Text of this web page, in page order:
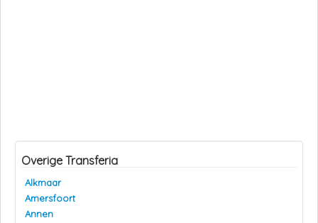
Overige Transferia
Alkmaar
Amersfoort
Annen